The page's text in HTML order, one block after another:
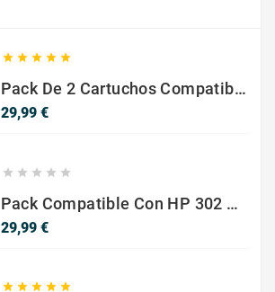
    
Pack De 2 Cartuchos Compatibles Con HP 301 XL Negro Y Color
29,99 €Precio
    
Pack Compatible Con HP 302 XL Negro Y Color - SIN NIVEL DE TINTA
29,99 €Precio
    